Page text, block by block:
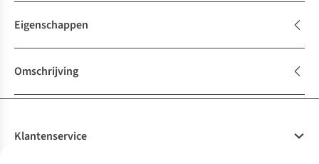
Eigenschappen
Omschrijving
Klantenservice